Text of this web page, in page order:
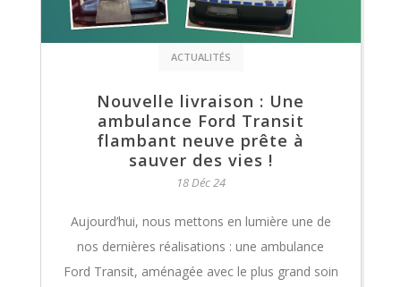
ACTUALITÉS
Nouvelle livraison : Une
ambulance Ford Transit
flambant neuve prête à
sauver des vies !
18 Déc 24
Aujourd’hui, nous mettons en lumière une de
nos dernières réalisations : une ambulance
Ford Transit, aménagée avec le plus grand soin